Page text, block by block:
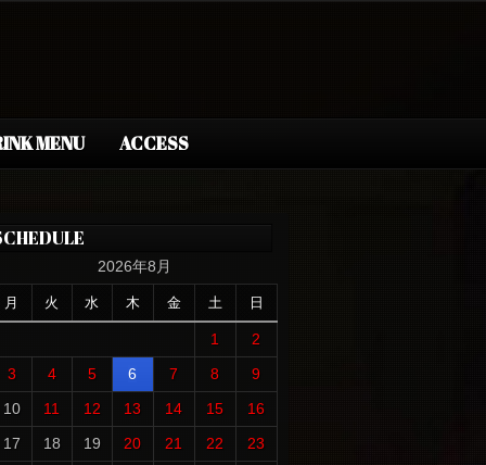
MENU ACCESS
2026年8月
月 火 水 木 金 土 日
1
2
3
4 5 6 7 8
9
10
11 12 13 14 15
16
17
18 19 20 21 22
23